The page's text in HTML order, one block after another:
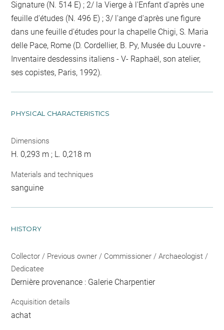
Signature (N. 514 E) ; 2/ la Vierge à l'Enfant d'après une
feuille d'études (N. 496 E) ; 3/ l'ange d'après une figure
dans une feuille d'études pour la chapelle Chigi, S. Maria
delle Pace, Rome (D. Cordellier, B. Py, Musée du Louvre -
Inventaire desdessins italiens - V- Raphaël, son atelier,
ses copistes, Paris, 1992).
PHYSICAL CHARACTERISTICS
Dimensions
H. 0,293 m ; L. 0,218 m
Materials and techniques
sanguine
HISTORY
Collector / Previous owner / Commissioner / Archaeologist /
Dedicatee
Dernière provenance : Galerie Charpentier
Acquisition details
achat